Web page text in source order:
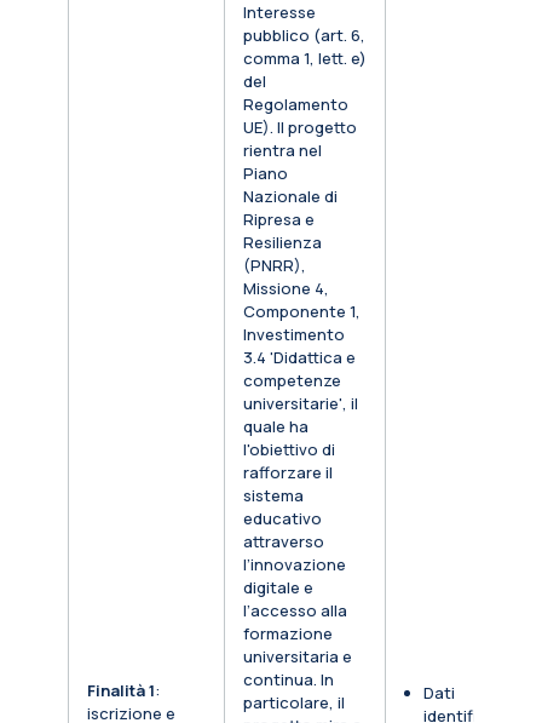
Finalità 1:
iscrizione e
Interesse
pubblico (art. 6,
comma 1, lett. e)
del
Regolamento
UE). Il progetto
rientra nel
Piano
Nazionale di
Ripresa e
Resilienza
(PNRR),
Missione 4,
Componente 1,
Investimento
3.4 'Didattica e
competenze
universitarie', il
quale ha
l'obiettivo di
rafforzare il
sistema
educativo
attraverso
l’innovazione
digitale e
l’accesso alla
formazione
universitaria e
continua. In
particolare, il
Dati
identificativi